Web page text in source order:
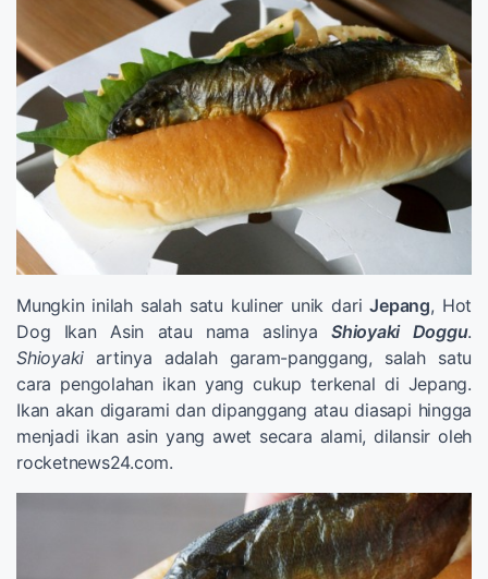
Mungkin inilah salah satu kuliner unik dariJepang, Hot
Dog Ikan Asin atau nama aslinyaShioyaki Doggu.
Shioyaki artinya adalah garam-panggang, salah satu
cara pengolahan ikan yang cukup terkenal di Jepang.
Ikan akan digarami dan dipanggang atau diasapi hingga
menjadi ikan asin yang awet secara alami, dilansir oleh
rocketnews24.com.